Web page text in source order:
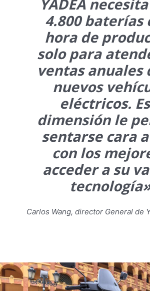
YADEA
4.800 baterías
hora de
solo para
ventas anuales
nuevos
eléctricos.
dimensión le
sentarse cara
con los
acceder a su
Carlos Wang, director General de